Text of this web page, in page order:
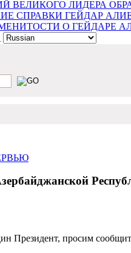
ВЕЛИКОГО ЛИДЕРА
СПРАВКИ ГЕЙДАР
О ГЕЙДАРЕ
Прези­дент, просим